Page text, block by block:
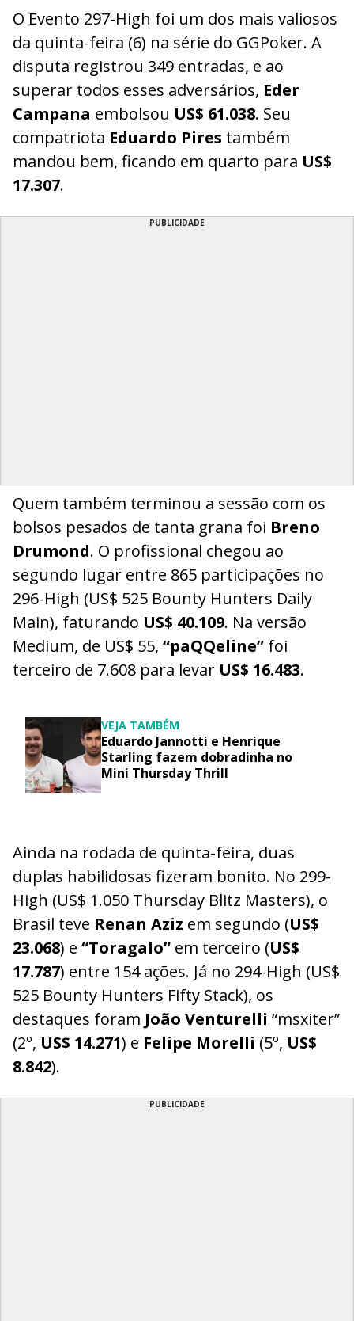
O Evento 297-High foi um dos mais valiosos
da quinta-feira (6) na série do GGPoker. A
disputa registrou 349 entradas, e ao
superar todos esses adversários, Eder
Campana embolsou US$ 61.038. Seu
compatriota Eduardo Pires também
mandou bem, ficando em quarto para US$
17.307.
PUBLICIDADE
Quem também terminou a sessão com os
bolsos pesados de tanta grana foi Breno
Drumond. O profissional chegou ao
segundo lugar entre 865 participações no
296-High (US$ 525 Bounty Hunters Daily
Main), faturando US$ 40.109. Na versão
Medium, de US$ 55, “paQQeline” foi
terceiro de 7.608 para levar US$ 16.483.
VEJA TAMBÉM
Eduardo Jannotti e Henrique
Starling fazem dobradinha no
Mini Thursday Thrill
Ainda na rodada de quinta-feira, duas
duplas habilidosas fizeram bonito. No 299-
High (US$ 1.050 Thursday Blitz Masters), o
Brasil teve Renan Aziz em segundo (US$
23.068) e “Toragalo” em terceiro (US$
17.787) entre 154 ações. Já no 294-High (US$
525 Bounty Hunters Fifty Stack), os
destaques foram João Venturelli “msxiter”
(2º, US$ 14.271) e Felipe Morelli (5º, US$
8.842).
PUBLICIDADE